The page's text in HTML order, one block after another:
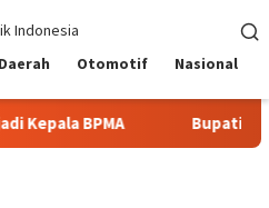
Daerah Otomotif Nasional
BPMA Bupati Aceh